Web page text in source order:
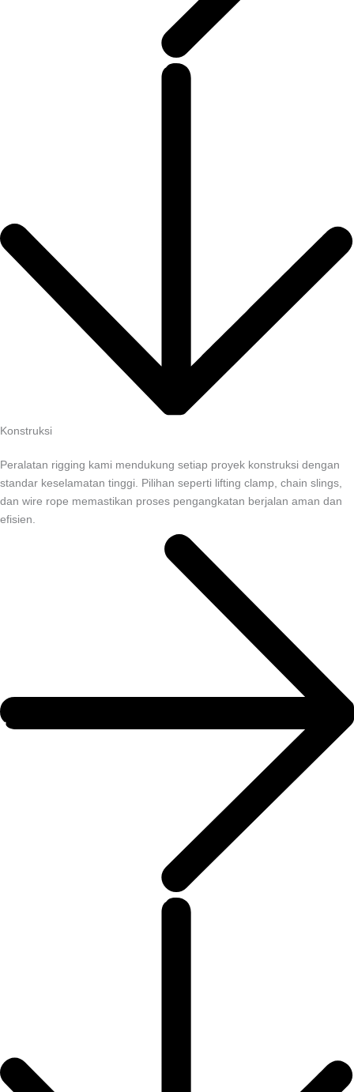
Konstruksi
Peralatan rigging kami mendukung setiap proyek konstruksi dengan
standar keselamatan tinggi. Pilihan seperti lifting clamp, chain slings,
dan wire rope memastikan proses pengangkatan berjalan aman dan
efisien.